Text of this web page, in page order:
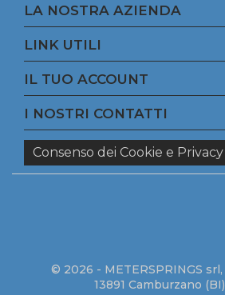
LA NOSTRA AZIENDA
LINK UTILI
IL TUO ACCOUNT
I NOSTRI CONTATTI
Consenso dei Cookie e Privacy
© 2026 - METERSPRINGS
13891 Camburzano